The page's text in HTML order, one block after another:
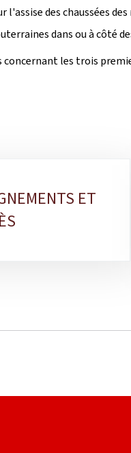
l'assise des chaussées
dans ou à côté
les trois
ET